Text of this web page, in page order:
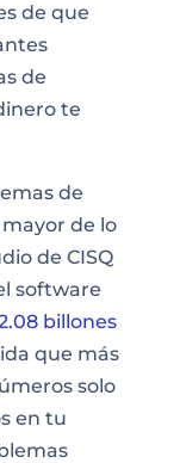
de que
de
te
de
de lo
de CISQ
software
billones
que más
solo
en tu